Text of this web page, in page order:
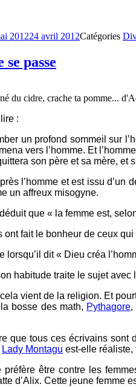
201224 avril 2012Catégories
passe
du cidre, crache ta pomme...
:
un profond sommeil sur
vers l’homme. Et
son père et sa mère,
l’homme et est issu
un affreux misogyne.
que « la femme est,
ont fait le bonheur de ceux
lorsqu’il dit « Dieu créa
habitude traite le sujet avec
vient de la religion. Et
bosse des math, Pythagore,
que tous ces écrivains sont
Lady Montagu est-elle réaliste,
être contre les
d’Alix. Cette jeune femme